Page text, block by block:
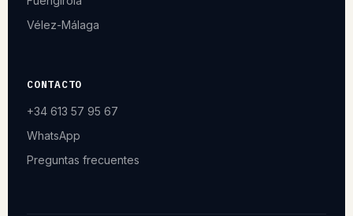
Vélez-Málaga
CONTACTO
+34 613 57 95 67
WhatsApp
Preguntas frecuentes